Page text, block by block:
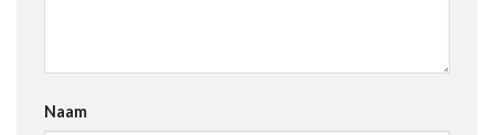
Naam